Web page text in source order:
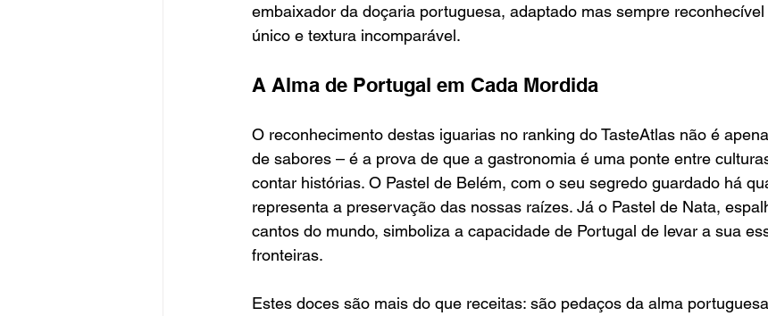
embaixador da doçaria portuguesa, adaptado mas sempre
único e textura incomparável.
A Alma de Portugal em Cada Mordida
O reconhecimento destas iguarias no ranking do TasteAtlas não é
de sabores – é a prova de que a gastronomia é uma ponte entre
contar histórias. O Pastel de Belém, com o seu segredo guardado há
representa a preservação das nossas raízes. Já o Pastel de Nata,
cantos do mundo, simboliza a capacidade de Portugal de levar a sua
fronteiras.
Estes doces são mais do que receitas: são pedaços da alma